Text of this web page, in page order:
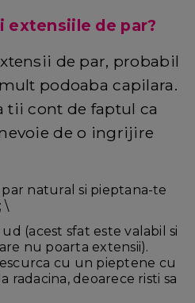
extensiile de par?
de par, probabil
podoaba capilara.
tii cont de faptul ca
de o ingrijire
natural si pieptana-te
\
(acest sfat este valabil si
nu poarta extensii).
cu un pieptene cu
radacina, deoarece risti sa